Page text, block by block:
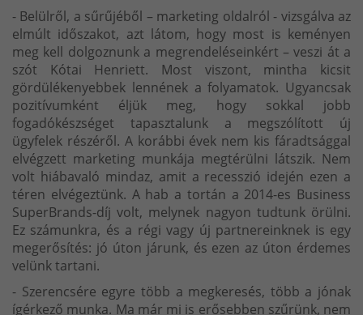
- Belülről, a sűrűjéből – marketing oldalról - vizsgálva az
elmúlt időszakot, azt látom, hogy most is keményen
meg kell dolgoznunk a megrendeléseinkért – veszi át a
szót Kótai Henriett. Most viszont, mintha kicsit
gördülékenyebbek lennének a folyamatok. Ugyancsak
pozitívumként éljük meg, hogy sokkal jobb
fogadókészséget tapasztalunk a megszólított új
ügyfelek részéről. A korábbi évek nem kis fáradtsággal
elvégzett marketing munkája megtérülni látszik. Nem
volt hiábavaló mindaz, amit a recesszió idején ezen a
téren elvégeztünk. A hab a tortán a 2014-es Business
SuperBrands-díj volt, melynek nagyon tudtunk örülni.
Ez számunkra, és a régi vagy új partnereinknek is egy
megerősítés: jó úton járunk, és ezen az úton érdemes
velünk tartani.
- Szerencsére egyre több a megkeresés, több a jónak
ígérkező munka. Ma már mi is erősebben szűrünk, nem